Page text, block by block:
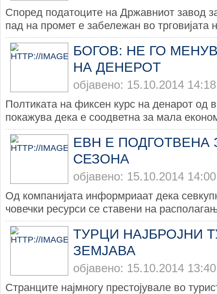
Според податоците на Државниот завод
пад на промет е забележан во трговијата
БОГОВ: НЕ ГО
НА ДЕНЕРОТ
објавено: 15.10.2014 14:18
Полтиката на фиксен курс на денарот од
покажува дека е соодветна за мала
ЕВН Е ПОДГОТВЕНА
СЕЗОНА
објавено: 15.10.2014 14:00
Од компанијата информриаат дека
човечки ресурси се ставени на
ТУРЦИ НАЈБРОЈНИ
ЗЕМЈАВА
објавено: 15.10.2014 13:40
Странците најмногу престојувале во